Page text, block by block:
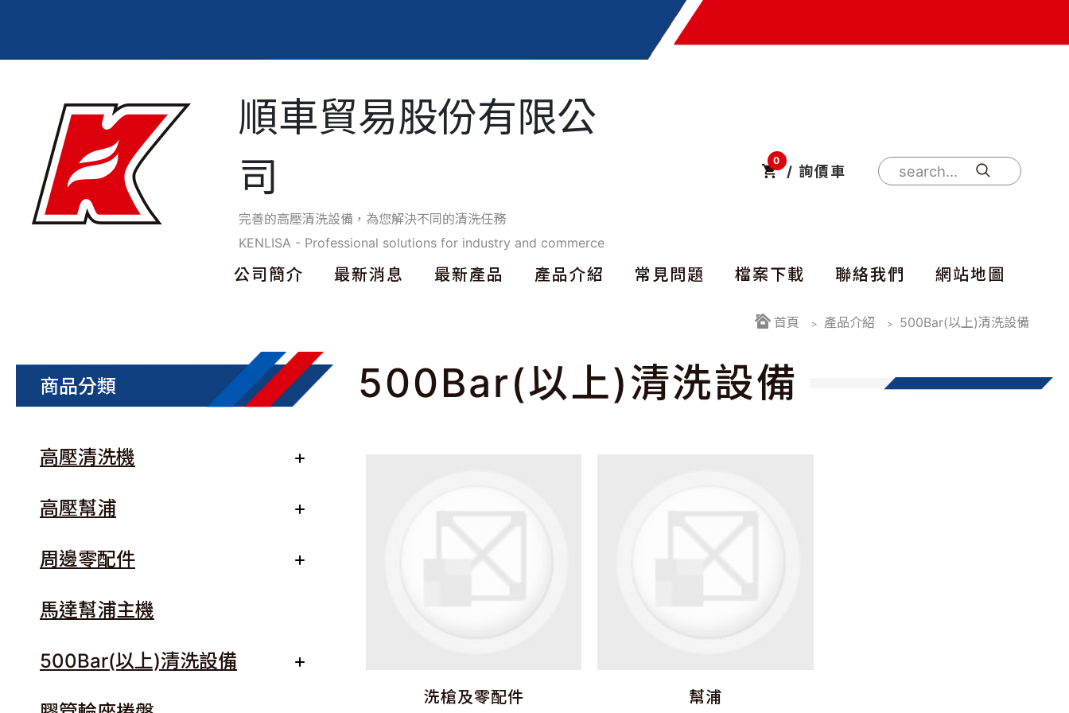
順車貿易股份有限公
司
完善的高壓清洗設備，為您解決不同的清洗任務
KENLISA - Professional solutions for industry and commerce
0
/ 詢價車
公司簡介 最新消息 最新產品 產品介紹 常見問題 檔案下載 聯絡我們 網站地圖
首頁 產品介紹 500Bar(以上)清洗設備
商品分類
高壓清洗機
高壓幫浦
周邊零配件
馬達幫浦主機
500Bar(以上)清洗設備
500Bar(以上)清洗設備
洗槍及零配件 幫浦